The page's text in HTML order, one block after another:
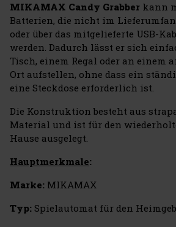
MIKAMAX Candy Grabber kann
Batterien, die nicht im
oder über das mitgelieferte USB-
werden. Dadurch lässt er sich
Tisch, einem Regal oder an einem
Ort aufstellen, ohne dass ein
eine Steckdose erforderlich ist.
Die Konstruktion besteht aus
Material und ist für den
Hause ausgelegt.
Hauptmerkmale:
Marke: MIKAMAX
Typ: Spielautomat für den